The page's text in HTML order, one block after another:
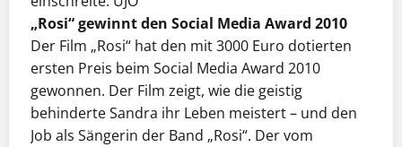
„Rosi“ gewinnt den Social Media Award 2010
Der Film „Rosi“ hat den mit 3000 Euro dotierten
ersten Preis beim Social Media Award 2010
gewonnen. Der Film zeigt, wie die geistig
behinderte Sandra ihr Leben meistert – und den
Job als Sängerin der Band „Rosi“. Der vom